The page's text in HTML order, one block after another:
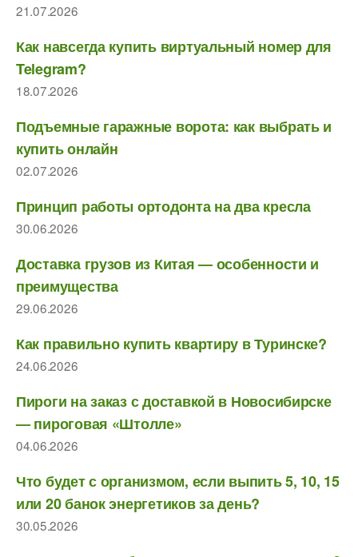
21.07.2026
Как навсегда купить виртуальный номер для
Telegram?
18.07.2026
Подъемные гаражные ворота: как выбрать и
купить онлайн
02.07.2026
Принцип работы ортодонта на два кресла
30.06.2026
Доставка грузов из Китая — особенности и
преимущества
29.06.2026
Как правильно купить квартиру в Туринске?
24.06.2026
Пироги на заказ с доставкой в Новосибирске
— пироговая «Штолле»
04.06.2026
Что будет с организмом, если выпить 5, 10, 15
или 20 банок энергетиков за день?
30.05.2026